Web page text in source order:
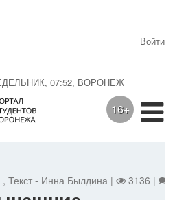
07:52, ВОРОНЕЖ
Войти
16+
, Текст - Инна Былдина | 3136 |